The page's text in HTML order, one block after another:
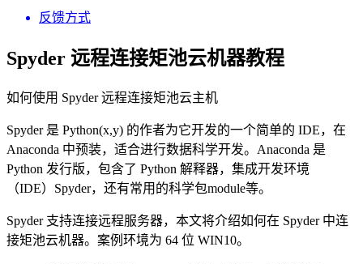
反馈方式
Spyder 远程连接矩池云机器教程
如何使用 Spyder 远程连接矩池云主机
Spyder 是 Python(x,y) 的作者为它开发的一个简单的 IDE，在
Anaconda 中预装，适合进行数据科学开发。Anaconda 是
Python 发行版，包含了 Python 解释器，集成开发环境
（IDE）Spyder，还有常用的科学包module等。
Spyder 支持连接远程服务器，本文将介绍如何在 Spyder 中连
接矩池云机器。案例环境为 64 位 WIN10。